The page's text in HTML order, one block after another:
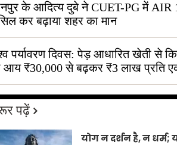
के आदित्य दुबे ने CUET-PG में AIR
कर बढ़ाया शहर का मान
पर्यावरण दिवस: पेड़ आधारित खेती से
आय ₹30,000 से बढ़कर ₹3 लाख प्रति
पढ़ें
योग न दर्शन है, न धर्म;